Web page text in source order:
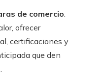
de comercio:
ofrecer
certificaciones y
que den